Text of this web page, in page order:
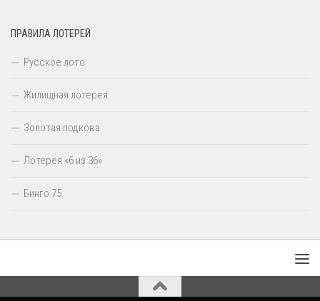
ПРАВИЛА ЛОТЕРЕЙ
Русское лото
Жилищная лотерея
Золотая подкова
Лотерея «6 из 36»
Бинго 75